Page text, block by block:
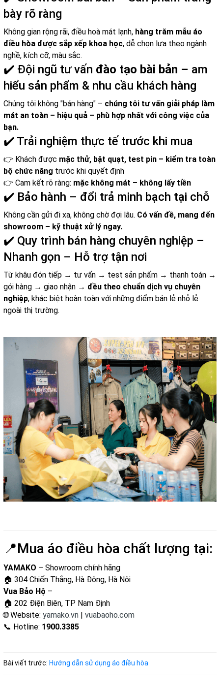
bày rõ ràng
Không gian rộng rãi, điều hoà mát lạnh, hàng trăm mẫu áo
điều hòa được sắp xếp khoa học, dễ chọn lựa theo ngành
nghề, kích cỡ, màu sắc.
✔️ Đội ngũ tư vấn đào tạo bài bản – am
hiểu sản phẩm & nhu cầu khách hàng
Chúng tôi không "bán hàng" – chúng tôi tư vấn giải pháp làm
mát an toàn – hiệu quả – phù hợp nhất với công việc của
bạn.
✔️ Trải nghiệm thực tế trước khi mua
👉 Khách được mặc thử, bật quạt, test pin – kiểm tra toàn
bộ chức năng trước khi quyết định
👉 Cam kết rõ ràng: mặc không mát – không lấy tiền
✔️ Bảo hành – đổi trả minh bạch tại chỗ
Không cần gửi đi xa, không chờ đợi lâu. Có vấn đề, mang đến
showroom – kỹ thuật xử lý ngay.
✔️ Quy trình bán hàng chuyên nghiệp –
Nhanh gọn – Hỗ trợ tận nơi
Từ khâu đón tiếp → tư vấn → test sản phẩm → thanh toán →
gói hàng → giao nhận → đều theo chuẩn dịch vụ chuyên
nghiệp, khác biệt hoàn toàn với những điểm bán lẻ nhỏ lẻ
ngoài thị trường.
📍Mua áo điều hòa chất lượng tại:
YAMAKO – Showroom chính hãng
🏠 304 Chiến Thắng, Hà Đông, Hà Nội
Vua Bảo Hộ –
🏠 202 Điện Biên, TP Nam Định
🌐 Website: yamako.vn | vuabaoho.com
📞 Hotline: 1900.3385
Bài viết trước: Hướng dẫn sử dụng áo điều hòa